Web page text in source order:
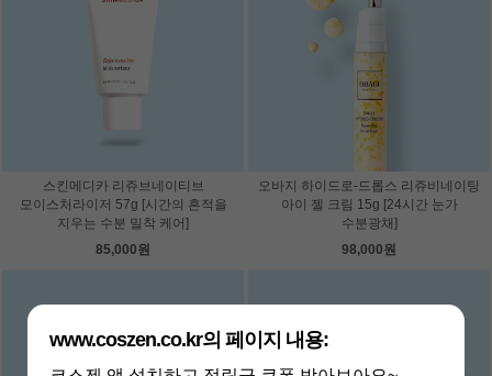
스킨메디카 리쥬브네이티브
모이스처라이저 57g [시간의 흔적을
지우는 수분 밀착 케어]
85,000원
오바지 하이드로-드롭스 리쥬비네이팅
아이 젤 크림 15g [24시간 눈가
수분광채]
98,000원
www.coszen.co.kr의 페이지 내용: